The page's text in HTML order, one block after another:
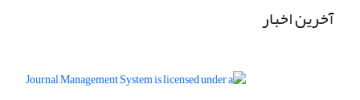
آخرین اخبار